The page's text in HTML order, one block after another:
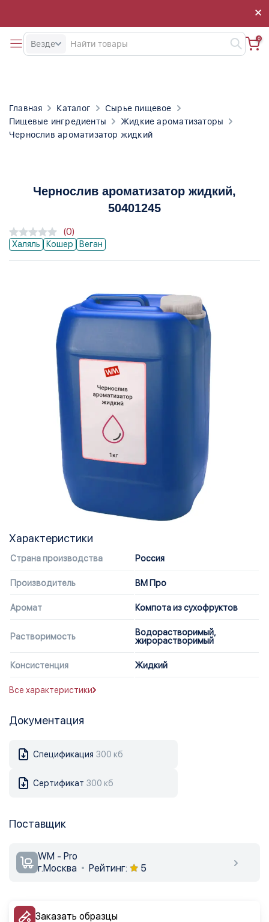
×
×
Везде
0
Главная Каталог
Сырье пищевое
Пищевые ингредиенты
Жидкие ароматизаторы
Чернослив ароматизатор жидкий
Чернослив ароматизатор жидкий,
50401245
Халяль Кошер Веган
(0)
Характеристики
Страна производства Россия
Производитель ВМ Про
Аромат Компота из сухофруктов
Растворимость
Водорастворимый,
жирорастворимый
Консистенция Жидкий
Все характеристики
Документация
Спецификация 300 кб
Сертификат 300 кб
Поставщик
WM - Pro
г.Москва
Рейтинг: 5
Заказать образцы